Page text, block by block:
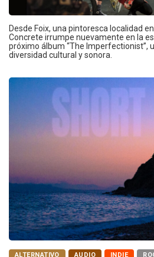
Desde Foix, una pintoresca localidad
Concrete irrumpe nuevamente en la
próximo álbum “The Imperfectionist”,
diversidad cultural y sonora.
ALTERNATIVO AUDIO INDIE